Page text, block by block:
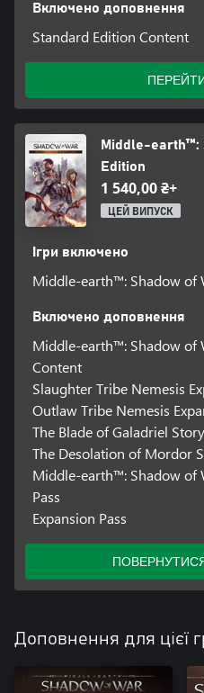
Включено доповнення
Standard Edition Content
Middle-earth™:
Edition
1 540,00 ₴+
ЦЕЙ ВИПУСК
Ігри включено
Middle-earth™: Shadow of
Включено доповнення
Middle-earth™: Shadow of
Content
Slaughter Tribe Nemesis
Outlaw Tribe Nemesis
The Blade of Galadriel
The Desolation of Mordor
Middle-earth™: Shadow of
Pass
Expansion Pass
Доповнення для цієї